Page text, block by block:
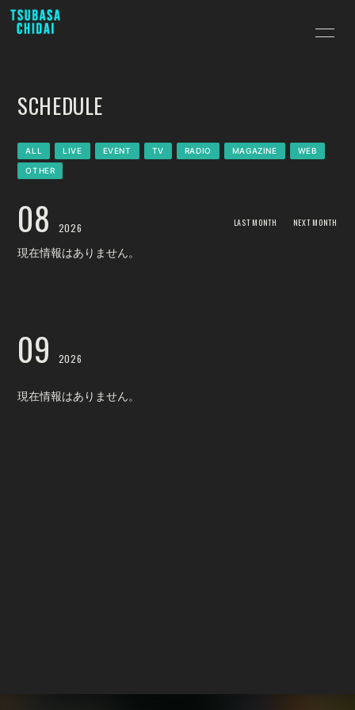
SCHEDULE
VIDEO
BLOG
アンケートフォーム
SCHEDULE
ALL LIVE EVENT TV RADIO MAGAZINE WEB
OTHER
08 2026 LAST MONTH NEXT MONTH
現在情報はありません。
09 2026
現在情報はありません。